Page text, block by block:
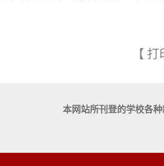
【 打
本网站所刊登的学校各